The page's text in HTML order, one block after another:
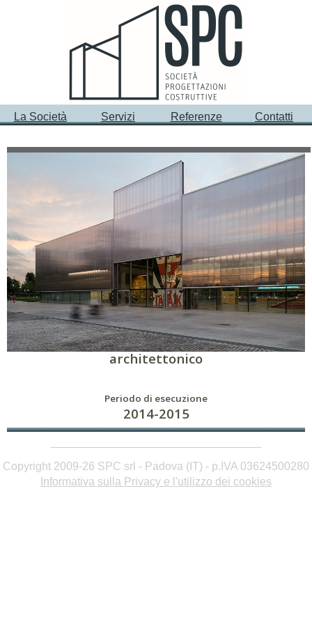
La Società Servizi Referenze Contatti
Committente
Impresa Generale di Costruzioni
Building Revitalization “VREMENA GODA” -
Moscow
Garage Museum of Contemporary Art
Main Door – Openable Panel
https://garagemca.org/ru
Ingegnerizzazione del progetto
architettonico
Periodo di esecuzione
2014-2015
Copyright 2009-26 SPC srl - Padova (IT) - p.IVA 03624500280
Informativa sulla Privacy e l'utilizzo dei cookies